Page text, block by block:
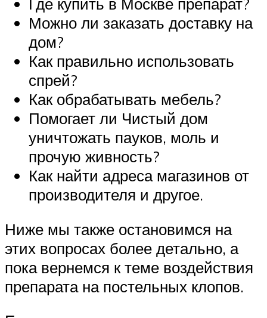
Можно ли заказать доставку на
дом?
Как правильно использовать
спрей?
Как обрабатывать мебель?
Помогает ли Чистый дом
уничтожать пауков, моль и
прочую живность?
Как найти адреса магазинов от
производителя и другое.
Ниже мы также остановимся на
этих вопросах более детально, а
пока вернемся к теме воздействия
препарата на постельных клопов.